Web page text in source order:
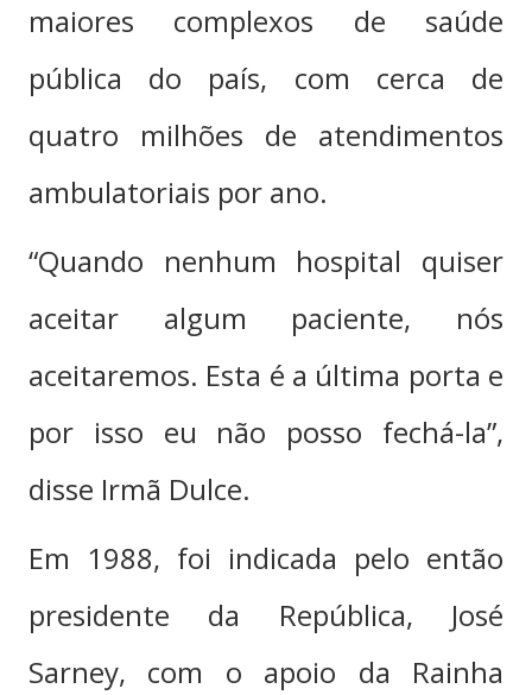
maiores complexos de saúde
pública do país, com cerca de
quatro milhões de atendimentos
ambulatoriais por ano.
“Quando nenhum hospital quiser
aceitar algum paciente, nós
aceitaremos. Esta é a última porta e
por isso eu não posso fechá-la”,
disse Irmã Dulce.
Em 1988, foi indicada pelo então
presidente da República, José
Sarney, com o apoio da Rainha